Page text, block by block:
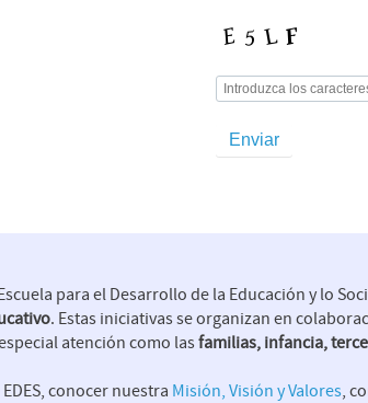
para el Desarrollo de la Educación y lo
. Estas iniciativas se organizan en
atención como lasfamilias, infancia,
conocer nuestra Misión, Visión y Valores,